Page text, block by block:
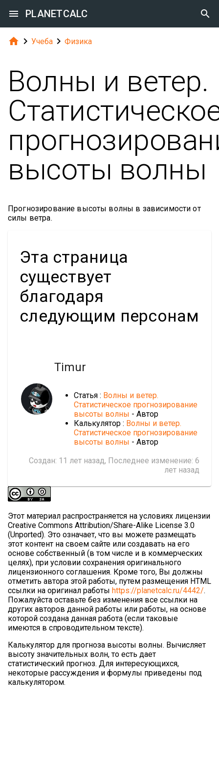
 PLANETCALC 
  Учеба  Физика
Волны и ветер.
высоты волны
Прогнозирование высоты волны в зависимости от
силы ветра.
Эта страница
существует
благодаря
следующим персонам
Timur
Статья : Волны и ветер.
Статистическое прогнозирование
высоты волны - Автор
Калькулятор : Волны и ветер.
Статистическое прогнозирование
высоты волны - Автор
Создан: 11 лет назад, Последнее изменение: 6
лет назад
Этот материал распространяется на условиях лицензии
Creative Commons Attribution/Share-Alike License 3.0
(Unported). Это означает, что вы можете размещать
этот контент на своем сайте или создавать на его
основе собственный (в том числе и в коммерческих
целях), при условии сохранения оригинального
лицензионного соглашения. Кроме того, Вы должны
отметить автора этой работы, путем размещения HTML
ссылки на оригинал работы https://planetcalc.ru/4442/.
Пожалуйста оставьте без изменения все ссылки на
других авторов данной работы или работы, на основе
которой создана данная работа (если таковые
имеются в спроводительном тексте).
Калькулятор для прогноза высоты волны. Вычисляет
высоту значительных волн, то есть дает
статистический прогноз. Для интересующихся,
некоторые рассуждения и формулы приведены под
калькулятором.